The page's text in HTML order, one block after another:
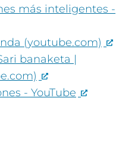
más inteligentes -
(youtube.com)
banaketa |
- YouTube